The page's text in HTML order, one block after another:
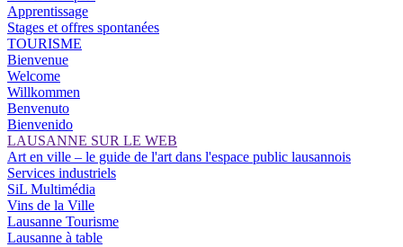
Apprentissage
Stages et offres spontanées
TOURISME
Bienvenue
Welcome
Willkommen
Benvenuto
Bienvenido
LAUSANNE SUR LE WEB
Art en ville – le guide de l'art dans l'espace public lausannois
Services industriels
SiL Multimédia
Vins de la Ville
Lausanne Tourisme
Lausanne à table